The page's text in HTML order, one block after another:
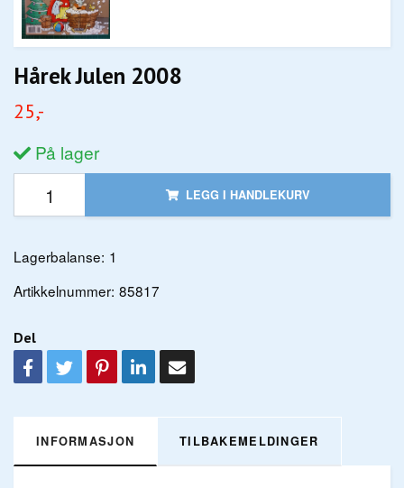
Hårek Julen 2008
25,-
På lager
LEGG I HANDLEKURV
Lagerbalanse: 1
Artikkelnummer: 85817
Del
INFORMASJON TILBAKEMELDINGER